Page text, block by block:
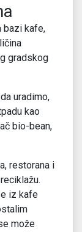
bazi kafe,
gradskog
uradimo,
kao
bio-bean,
restorana i
iz kafe
može